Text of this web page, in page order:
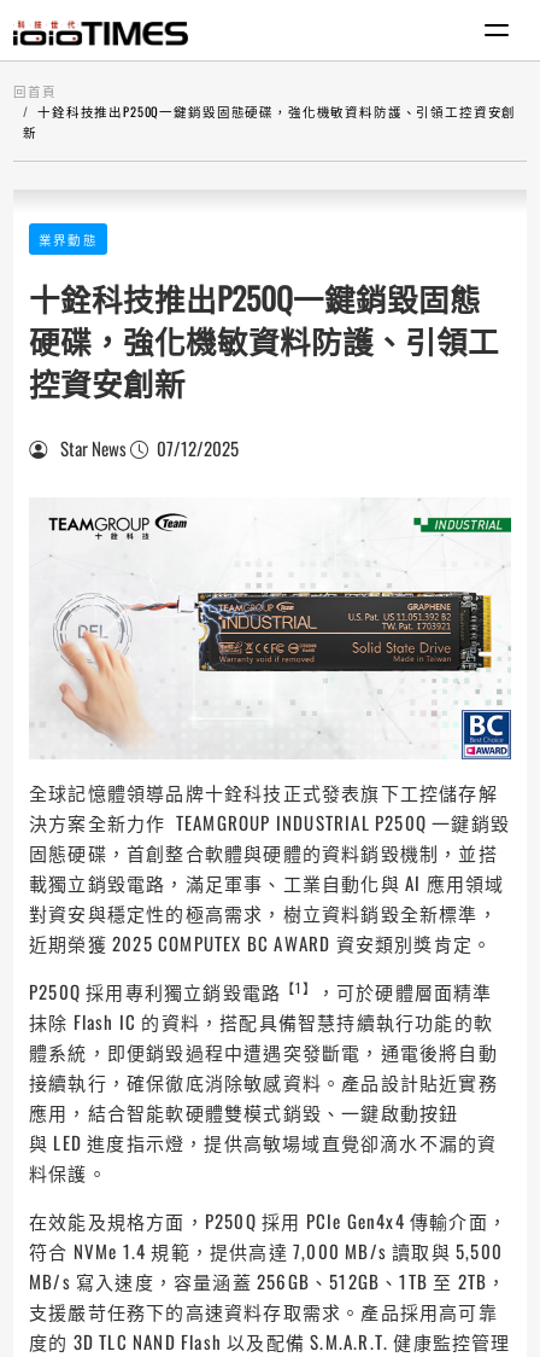
回首頁
十銓科技推出P250Q一鍵銷毀固態硬碟，強化機敏資料防護、引領工控資安創
新
業界動態
十銓科技推出P250Q一鍵銷毀固態
硬碟，強化機敏資料防護、引領工
控資安創新
Star News 07/12/2025
全球記憶體領導品牌十銓科技正式發表旗下工控儲存解
決方案全新力作 TEAMGROUP INDUSTRIAL P250Q 一鍵銷毀
固態硬碟，首創整合軟體與硬體的資料銷毀機制，並搭
載獨立銷毀電路，滿足軍事、工業自動化與 AI 應用領域
對資安與穩定性的極高需求，樹立資料銷毀全新標準，
近期榮獲 2025 COMPUTEX BC AWARD 資安類別獎肯定。
P250Q 採用專利獨立銷毀電路 【1】
，可於硬體層面精準
抹除 Flash IC 的資料，搭配具備智慧持續執行功能的軟
體系統，即便銷毀過程中遭遇突發斷電，通電後將自動
接續執行，確保徹底消除敏感資料。產品設計貼近實務
應用，結合智能軟硬體雙模式銷毀、一鍵啟動按鈕
與 LED 進度指示燈，提供高敏場域直覺卻滴水不漏的資
料保護。
在效能及規格方面，P250Q 採用 PCIe Gen4x4 傳輸介面，
符合 NVMe 1.4 規範，提供高達 7,000 MB/s 讀取與 5,500
MB/s 寫入速度，容量涵蓋 256GB、512GB、1TB 至 2TB，
支援嚴苛任務下的高速資料存取需求。產品採用高可靠
度的 3D TLC NAND Flash 以及配備 S.M.A.R.T. 健康監控管理